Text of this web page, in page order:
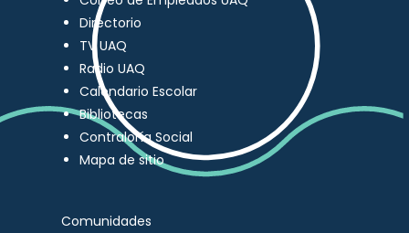
Directorio
TV UAQ
Radio UAQ
Calendario Escolar
Bibliotecas
Contraloría Social
Mapa de sitio
Comunidades